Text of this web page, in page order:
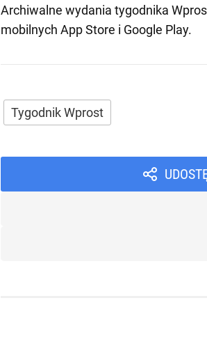
Archiwalne wydania tygodnika
mobilnych App Store i Google Play.
Tygodnik Wprost